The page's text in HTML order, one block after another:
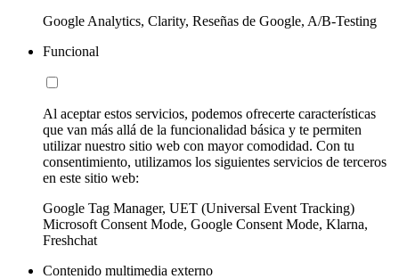
Google Analytics, Clarity, Reseñas de Google, A/B-Testing
Funcional
Al aceptar estos servicios, podemos ofrecerte características
que van más allá de la funcionalidad básica y te permiten
utilizar nuestro sitio web con mayor comodidad. Con tu
consentimiento, utilizamos los siguientes servicios de terceros
en este sitio web:
Google Tag Manager, UET (Universal Event Tracking)
Microsoft Consent Mode, Google Consent Mode, Klarna,
Freshchat
Contenido multimedia externo